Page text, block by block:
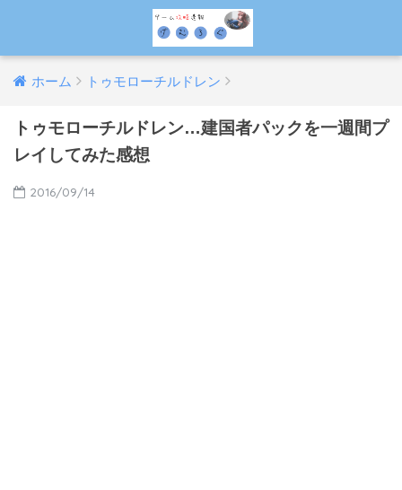
ホーム トゥモローチルドレン
トゥモローチルドレン…建国者パックを一週間プ
レイしてみた感想
2016/09/14